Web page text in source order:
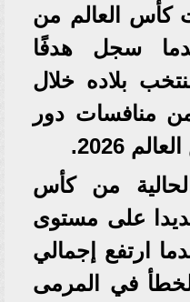
كأس العالم من
سجل هدفًا
بلاده خلال
منافسات دور
من كأس
جديدا على مستوى
ارتفع إجمالي
في المرمى